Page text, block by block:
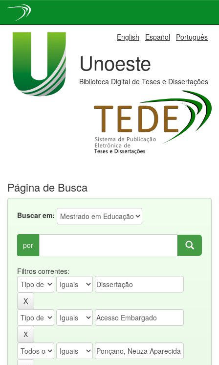
English Español Português
Unoeste
Biblioteca Digital de Teses e Dissertações
Página de Busca
Buscar em:
por
Filtros correntes: